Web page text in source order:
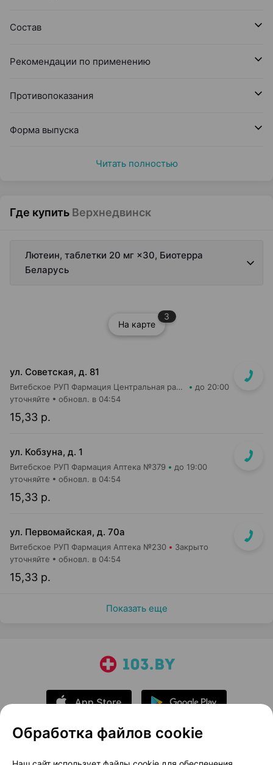
Состав
Рекомендации по применению
Противопоказания
Форма выпуска
Читать полностью
Где купить Верхнедвинск
Лютеин, таблетки 20 мг ×30, Биотерра
Беларусь
На карте
3
ул. Советская, д. 81
Витебское РУП Фармация Центральная районная аптека №67 до 20:00
15,33 р.
уточняйте обновл. в 04:54
ул. Кобзуна, д. 1
Витебское РУП Фармация Аптека №379 до 19:00
15,33 р.
уточняйте обновл. в 04:54
ул. Первомайская, д. 70а
Витебское РУП Фармация Аптека №230 Закрыто
15,33 р.
уточняйте обновл. в 04:54
Показать еще
О проекте Новости проекта
Обработка файлов cookie